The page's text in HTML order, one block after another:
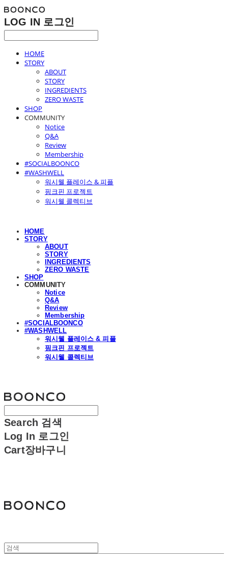
LOG IN 로그인
HOME
STORY
ABOUT
STORY
INGREDIENTS
ZERO WASTE
SHOP
COMMUNITY
Notice
Q&A
Review
Membership
#SOCIALBOONCO
#WASHWELL
워시웰 플레이스 & 피플
핑크핀 프로젝트
워시웰 콜렉티브
HOME
STORY
ABOUT
STORY
INGREDIENTS
ZERO WASTE
SHOP
COMMUNITY
Notice
Q&A
Review
Membership
#SOCIALBOONCO
#WASHWELL
워시웰 플레이스 & 피플
핑크핀 프로젝트
워시웰 콜렉티브
Search 검색
Log In 로그인
Cart장바구니